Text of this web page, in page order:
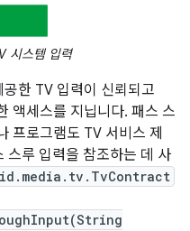
시스템 입력
한 TV 입력이 신뢰되고
액세스를 지닙니다. 패스 스
프로그램도 TV 서비스 제
스루 입력을 참조하는 데 사